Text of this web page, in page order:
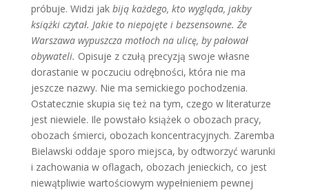
próbuje. Widzi jak biją każdego, kto wygląda, jakby
książki czytał. Jakie to niepojęte i bezsensowne. Że
Warszawa wypuszcza motłoch na ulicę, by pałował
obywateli. Opisuje z czułą precyzją swoje własne
dorastanie w poczuciu odrębności, która nie ma
jeszcze nazwy. Nie ma semickiego pochodzenia.
Ostatecznie skupia się też na tym, czego w literaturze
jest niewiele. Ile powstało książek o obozach pracy,
obozach śmierci, obozach koncentracyjnych. Zaremba
Bielawski oddaje sporo miejsca, by odtworzyć warunki
i zachowania w oflagach, obozach jenieckich, co jest
niewątpliwie wartościowym wypełnieniem pewnej